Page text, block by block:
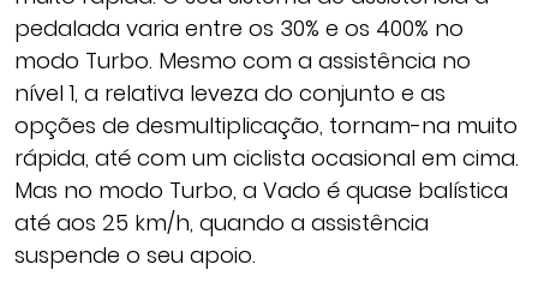
pedalada varia entre os 30% e os 400% no
modo Turbo. Mesmo com a assistência no
nível 1, a relativa leveza do conjunto e as
opções de desmultiplicação, tornam-na muito
rápida, até com um ciclista ocasional em cima.
Mas no modo Turbo, a Vado é quase balística
até aos 25 km/h, quando a assistência
suspende o seu apoio.